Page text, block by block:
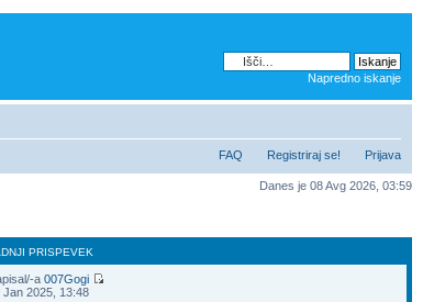
Napredno iskanje
FAQ Registriraj se! Prijava
Danes je 08 Avg 2026, 03:59
PRISPEVEK
a007Gogi
Jan 2025, 13:48